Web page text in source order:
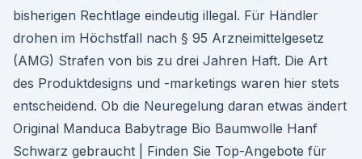
bisherigen Rechtlage eindeutig illegal. Für Händler
drohen im Höchstfall nach § 95 Arzneimittelgesetz
(AMG) Strafen von bis zu drei Jahren Haft. Die Art
des Produktdesigns und -marketings waren hier stets
entscheidend. Ob die Neuregelung daran etwas ändert
Original Manduca Babytrage Bio Baumwolle Hanf
Schwarz gebraucht | Finden Sie Top-Angebote für